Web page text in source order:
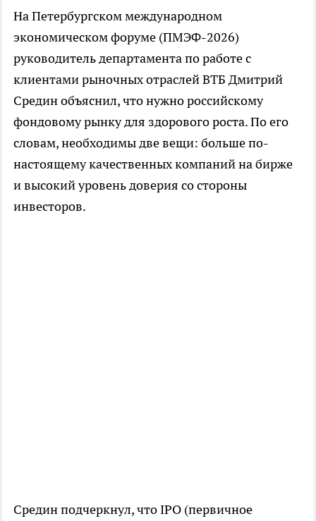
На Петербургском международном
экономическом форуме (ПМЭФ-2026)
руководитель департамента по работе с
клиентами рыночных отраслей ВТБ Дмитрий
Средин объяснил, что нужно российскому
фондовому рынку для здорового роста. По его
словам, необходимы две вещи: больше по-
настоящему качественных компаний на бирже
и высокий уровень доверия со стороны
инвесторов.
Средин подчеркнул, что IPO (первичное